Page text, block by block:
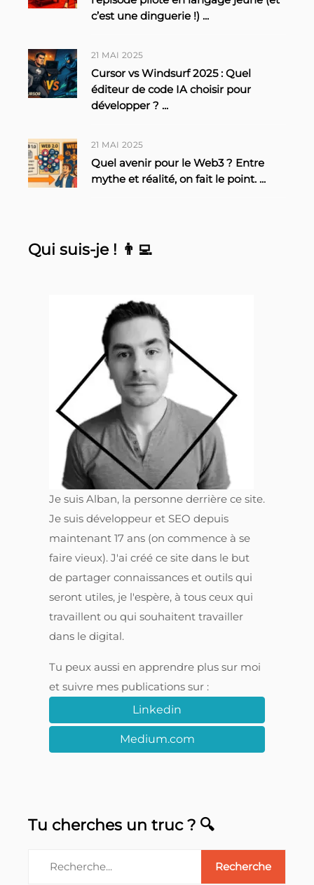
c’est une dinguerie !) ...
21 MAI 2025
Cursor vs Windsurf 2025 : Quel
éditeur de code IA choisir pour
développer ? ...
21 MAI 2025
Quel avenir pour le Web3 ? Entre
mythe et réalité, on fait le point. ...
Qui suis-je ! 👨‍💻
Je suis Alban, la personne derrière ce site.
Je suis développeur et SEO depuis
maintenant 17 ans (on commence à se
faire vieux). J'ai créé ce site dans le but
de partager connaissances et outils qui
seront utiles, je l'espère, à tous ceux qui
travaillent ou qui souhaitent travailler
dans le digital.
Tu peux aussi en apprendre plus sur moi
et suivre mes publications sur :
Linkedin
Medium.com
Tu cherches un truc ? 🔍